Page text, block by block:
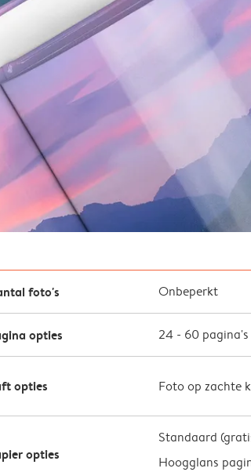
foto's Onbeperkt
opties 24 - 60 pagina's
opties Foto op zachte
opties
Standaard
Hoogglans